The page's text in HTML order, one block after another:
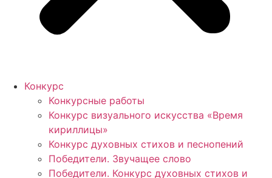
Конкурс
Конкурсные работы
Конкурс визуального искусства «Время
кириллицы»
Конкурс духовных стихов и песнопений
Победители. Звучащее слово
Победители. Конкурс духовных стихов и